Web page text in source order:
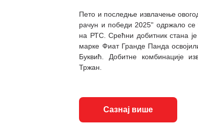
Пето и последње извлачење
рачун и победи 2025" одржало се
на РТС. Срећни добитник стана
марке Фиат Гранде Панда
Буквић. Добитне комбинације
Тржан.
Сазнај више